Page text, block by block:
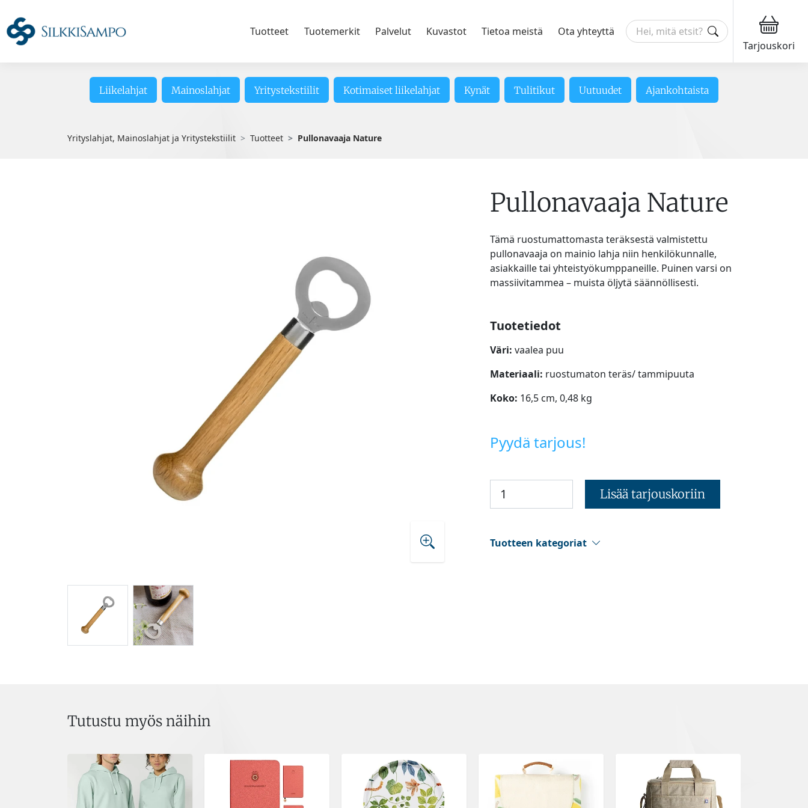
Tuotteet Tuotemerkit Palvelut Kuvastot Tietoa meistä
Ota yhteyttä
Tarjouskori
Liikelahjat Mainoslahjat Yritystekstiilit Kotimaiset liikelahjat Kynät Tulitikut Uutuudet Ajankohtaista
Yrityslahjat, Mainoslahjat ja Yritystekstiilit Tuotteet Pullonavaaja Nature
Pullonavaaja Nature
Tämä ruostumattomasta teräksestä valmistettu
pullonavaaja on mainio lahja niin henkilökunnalle,
asiakkaille tai yhteistyökumppaneille. Puinen varsi on
massiivitammea – muista öljytä säännöllisesti.
Tuotetiedot
Väri: vaalea puu
Materiaali: ruostumaton teräs/ tammipuuta
Koko: 16,5 cm, 0,48 kg
Pyydä tarjous!
Lisää tarjouskoriin
Tuotteen kategoriat
Tutustu myös näihin